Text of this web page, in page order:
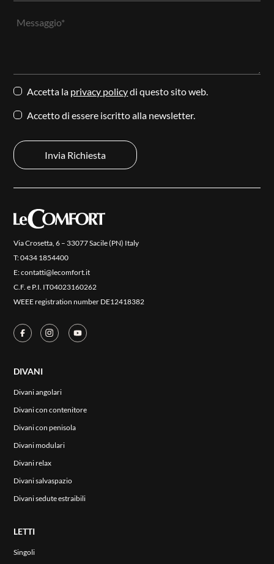
Accetta la privacy policydi questo sito web.
Accetto di essere iscritto alla newsletter.
Via Crosetta, 6 – 33077 Sacile (PN) Italy
T:0434 1854400
E:contatti@lecomfort.it
C.F. e P.I. IT04023160262
WEEE registration number DE12418382
DIVANI
Divani angolari
Divani con contenitore
Divani con penisola
Divani modulari
Divani relax
Divani salvaspazio
Divani sedute estraibili
LETTI
Singoli